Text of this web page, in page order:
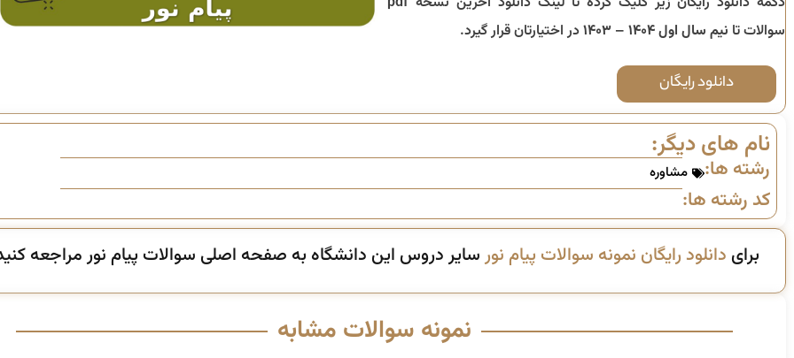
سوالات تا نیم سال اول ۱۴۰۴ – ۱۴۰۳ در اختیارتان قرار گیرد.
دانلود رایگان
نام های دیگر:
رشته ها: مشاوره
کد رشته ها:
برای دانلود رایگان نمونه سوالات پیام نورسایر دروس این دانشگاه به صفحه اصلی سوالات پیام نور مراجعه
نمونه سوالات مشابه